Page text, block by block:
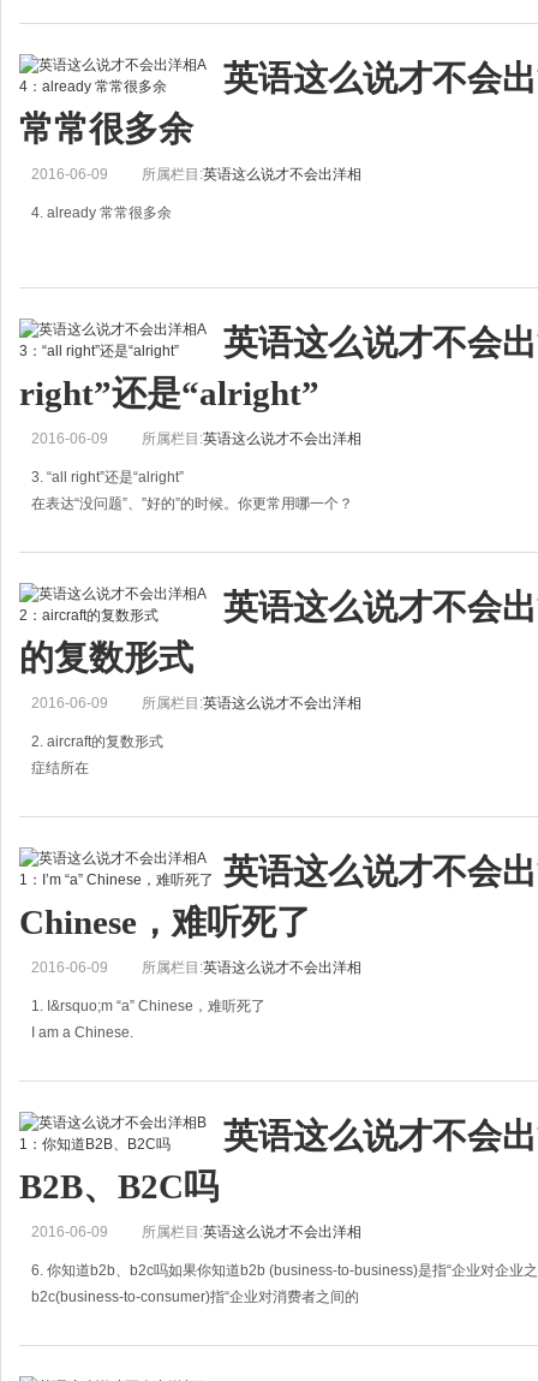
症结所在
中国人说中文的时，早就
英语这么说才不会
常常很多余
2016-06-09 所属栏目:英语这么说才不会出洋相
4. already 常常很多余
凭AngryEditor的经验来看，“己经”出现在汉语中的频率要比already出现在英语
中有“已经”，并
英语这么说才不会
right”还是“alright”
2016-06-09 所属栏目:英语这么说才不会出洋相
3. “all right”还是“alright”
在表达“没问题”、”好的”的时候。你更常用哪一个？
症结所在
选择all right还是alright在英语里面还没有达
英语这么说才不会
的复数形式
2016-06-09 所属栏目:英语这么说才不会出洋相
2. aircraft的复数形式
症结所在
Aircraft（飞机/飞行器）的复数形式就是aircraft。很多人在使用复数形式时常常
且看起来还很荒谬。
英语这么说才不会
Chinese，难听死了
2016-06-09 所属栏目:英语这么说才不会出洋相
1. I&rsquo;m “a” Chinese，难听死了
I am a Chinese.
对。
Chinese可以当名词来使用。
Angry editor is a Briti
英语这么说才不会
B2B、B2C吗
2016-06-09 所属栏目:英语这么说才不会出洋相
6. 你知道b2b、b2c吗如果你知道b2b (business-to-business)是指“企业对企业
b2c(business-to-consumer)指“企业对消费者之间的